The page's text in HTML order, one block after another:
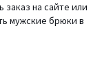
на сайте или
мужские брюки в